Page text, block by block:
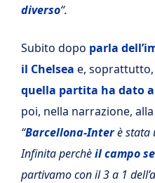
diverso“.
Subito dopo parla
il Chelsea e, soprattutto,
quella partita ha dato
poi, nella narrazione,
“Barcellona-Interè stata
Infinita perchèil campo
partivamo con il 3 a 1